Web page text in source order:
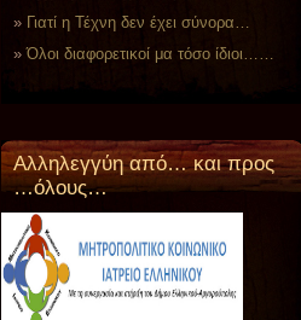
Γιατί η Τέχνη δεν έχει σύνορα…
Όλοι διαφορετικοί μα τόσο ίδιοι……
Aλληλεγγύη από… και προς
…όλους…